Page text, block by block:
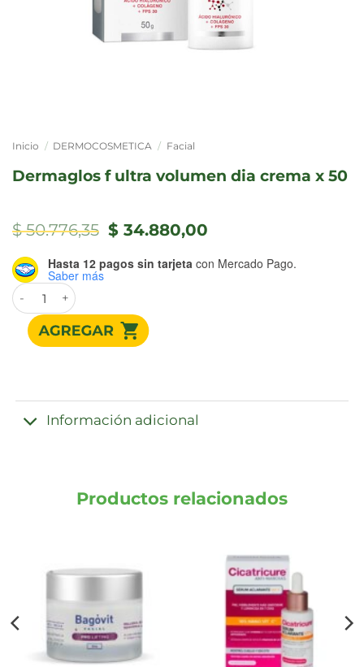
Inicio / DERMOCOSMETICA / Facial
dermaglos f ultra volumen dia crema x 50
$50.776,35 El
precio
original
era:
$ 34.880,00
actual
es:
Hasta 12 pagos sin tarjeta con Mercado Pago.
Saber más
DERMAGLOS F ULTRA VOLUMEN DIA CREMA x 50 cantidad
Información adicional
Productos relacionados